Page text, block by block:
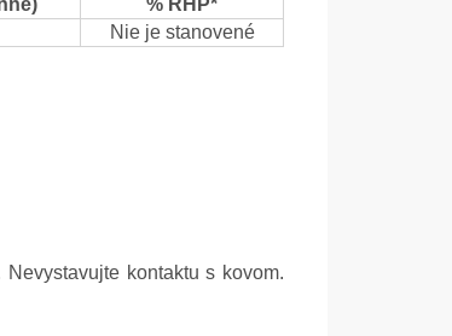
Nie je stanovené
kontaktu s kovom.